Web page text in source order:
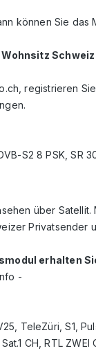
können Sie
Wohnsitz
registrieren
S2 8 PSK, SR
über
Privatsender
erhalten
-
TeleZüri, S1,
CH, RTL